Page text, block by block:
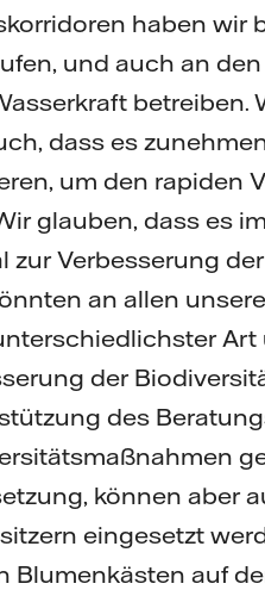
haben wir
und auch an
betreiben.
dass es
um den rapiden
glauben, dass es
Verbesserung
an allen
Art
der
des
können aber
eingesetzt
auf